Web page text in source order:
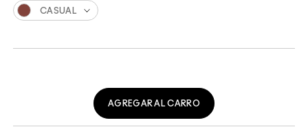
CASUAL
AGREGAR AL CARRO